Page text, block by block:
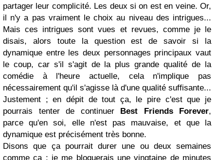
partager leur complicité. Les deux si on est en veine. Or,
il n'y a pas vraiment le choix au niveau des intrigues...
Mais ces intrigues sont vues et revues, comme je le
disais, alors toute la question est de savoir si la
dynamique entre les deux personnages principaux vaut
le coup, car s'il s'agit de la plus grande qualité de la
comédie à l'heure actuelle, cela n'implique pas
nécessairement qu'il s'agisse là d'une qualité suffisante...
Justement ; en dépit de tout ça, le pire c'est que je
pourrais tenter de continuer
Best Friends Forever,
parce qu'en soi, elle n'est pas mauvaise, et que la
dynamique est précisément très bonne.
Disons que ça pourrait durer une ou deux semaines
comme ça ; je me bloquerais une vingtaine de minutes